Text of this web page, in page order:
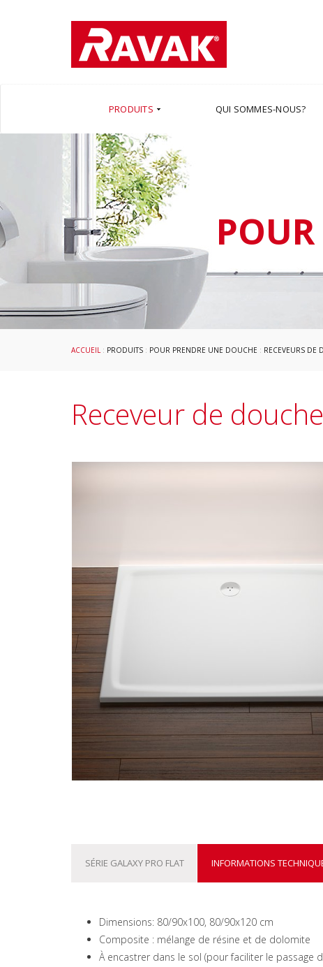
PRODUITS QUI SOMMES-NOUS?
ACCUEIL : PRODUITS : POUR PRENDRE UNE DOUCHE : RECEVEURS DE
Receveur de
SÉRIE GALAXY PRO FLAT INFORMATIONS
Dimensions: 80/90x100, 80/90x120 cm
Composite : mélange de résine et de dolomite
À encastrer dans le sol (pour faciliter le